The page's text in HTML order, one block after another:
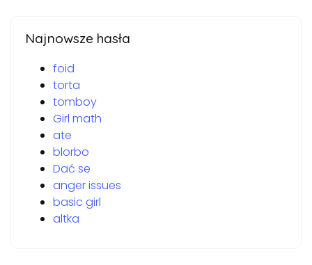
Najnowsze hasła
foid
torta
tomboy
Girl math
ate
blorbo
Dać se
anger issues
basic girl
altka